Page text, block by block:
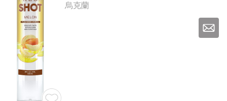
烏克蘭